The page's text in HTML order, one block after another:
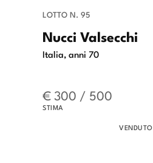
LOTTO N. 95
Nucci Valsecchi
Italia, anni 70
€ 300 / 500
STIMA
VENDUTO